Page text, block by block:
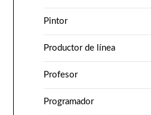
Pintor
Productor de línea
Profesor
Programador